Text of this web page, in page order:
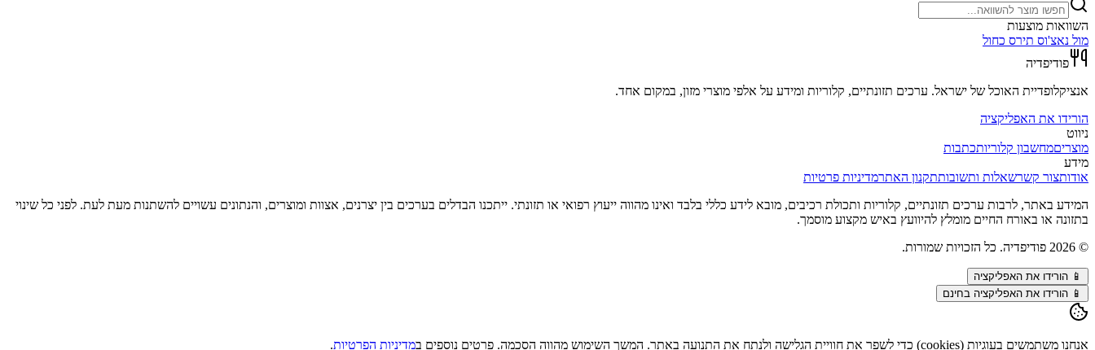
השוואות מוצעות
מול נאצ'וס תירס כחול
פודיפדיה
אנציקלופדיית האוכל של ישראל. ערכים תזונתיים, קלוריות ומידע על אלפי מוצרי מזון, במקום אחד.
הורידו את האפליקציה
ניווט
מוצריםמחשבון קלוריותכתבות
מידע
אודותצור קשרשאלות ותשובותתקנון האתרמדיניות פרטיות
המידע באתר, לרבות ערכים תזונתיים, קלוריות ותכולת רכיבים, מובא לידע כללי בלבד ואינו מהווה ייעוץ רפואי או תזונתי. ייתכנו הבדלים בערכים בין יצרנים, אצוות ומוצרים, והנתונים עשויים להשתנות מעת לעת. לפני כל שינוי
בתזונה או באורח החיים מומלץ להיוועץ באיש מקצוע מוסמך.
©
2026 פודיפדיה. כל הזכויות שמורות.
📱 הורידו את האפליקציה
📱 הורידו את האפליקציה בחינם
אנחנו משתמשים בעוגיות (cookies) כדי לשפר את חוויית הגלישה ולנתח את התנועה באתר. המשך השימוש מהווה הסכמה. פרטים נוספים ב מדיניות הפרטיות.